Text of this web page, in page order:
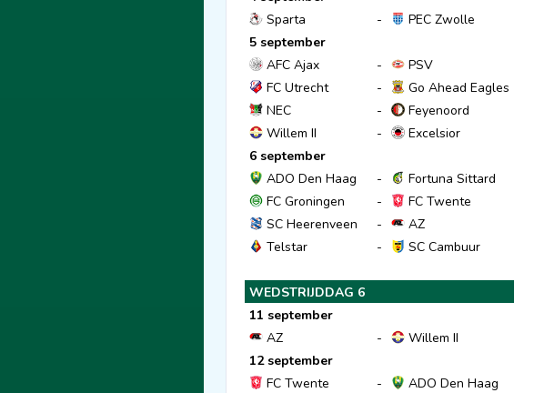
Sparta
-
PEC Zwolle
5 september
AFC Ajax
-
PSV
FC Utrecht
-
Go Ahead Eagles
NEC
-
Feyenoord
Willem II
-
Excelsior
6 september
ADO Den Haag
-
Fortuna Sittard
FC Groningen
-
FC Twente
SC Heerenveen
-
AZ
Telstar
- SC Cambuur
WEDSTRIJDDAG 6
11 september
AZ
-
Willem II
12 september
FC Twente
-
ADO Den Haag